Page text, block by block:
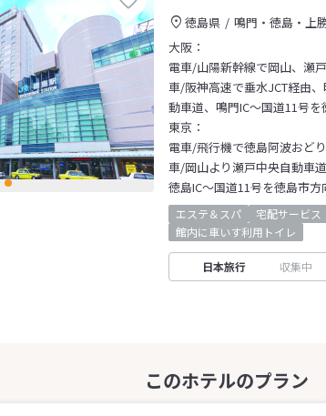
徳島県 鳴門・徳島・上
大阪：
電車/山陽新幹線で岡山、瀬
車/阪神高速で垂水JCT経由
動車道、鳴門IC～国道11号
東京：
電車/飛行機で徳島阿波おど
車/岡山より瀬戸中央自動車
徳島IC～国道11号を徳島市方
エステ＆スパ 宅配サービス
館内に車いす利用トイレ
日本旅行 収集中